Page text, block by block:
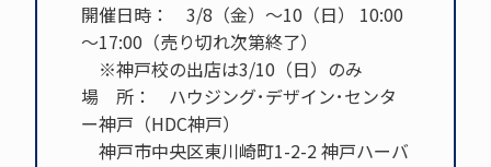
開催日時： 3/8（金）～10（日） 10:00
～17:00（売り切れ次第終了）
※神戸校の出店は3/10（日）のみ
場 所： ハウジング･デザイン･センタ
ー神戸（HDC神戸）
神戸市中央区東川崎町1-2-2 神戸ハーバ